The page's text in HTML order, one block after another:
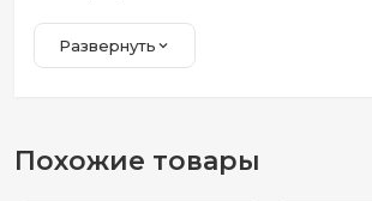
Развернуть
Похожие товары